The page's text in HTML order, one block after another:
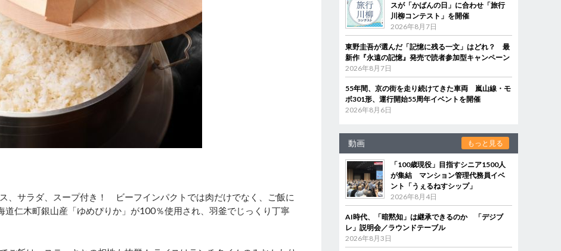
、サラダ、スープ付き！ ビーフインパクトでは肉だけでなく、ご飯に
道仁木町銀山産「ゆめぴりか」が100％使用され、羽釜でじっくり丁寧
スが「かばんの日」に合わせ「旅行
川柳コンテスト」を開催
2026年8月7日
東野圭吾が選んだ「記憶に残る一文」はどれ？ 最
新作『永遠の記憶』発売で読者参加型キャンペーン
2026年8月7日
55年間、京の街を走り続けてきた車両 嵐山線・モ
ボ301形、運行開始55周年イベントを開催
2026年8月6日
動画 もっと見る
「100歳現役」目指すシニア1500人
が集結 マンション管理代務員イベ
ント「うぇるねすシップ」
2026年8月4日
AI時代、「暗黙知」は継承できるのか 「デジブ
レ」説明会／ラウンドテーブル
2026年8月3日